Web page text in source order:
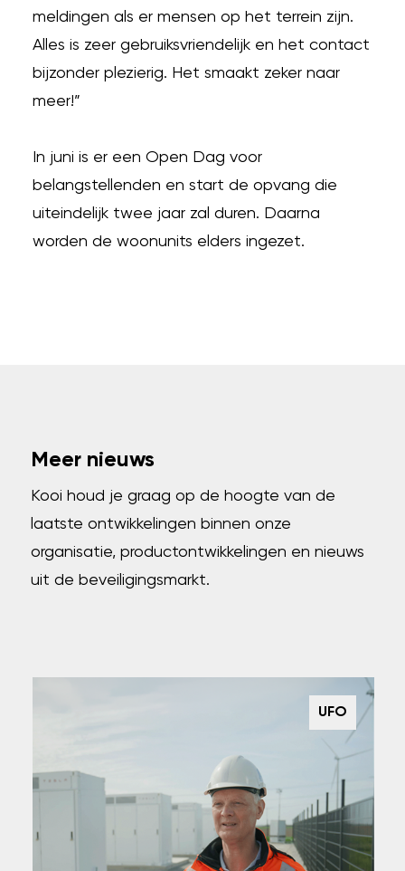
meldingen als er mensen op het terrein zijn.
Alles is zeer gebruiksvriendelijk en het contact
bijzonder plezierig. Het smaakt zeker naar
meer!”
In juni is er een Open Dag voor
belangstellenden en start de opvang die
uiteindelijk twee jaar zal duren. Daarna
worden de woonunits elders ingezet.
Meer nieuws
Kooi houd je graag op de hoogte van de
laatste ontwikkelingen binnen onze
organisatie, productontwikkelingen en nieuws
uit de beveiligingsmarkt.
UFO